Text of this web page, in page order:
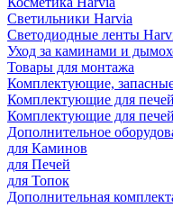
Светильники Harvia
Светодиодные ленты
Уход за каминами и
Товары для монтажа
Комплектующие,
Комплектующие для
Комплектующие для
Дополнительное
для Каминов
для Печей
для Топок
Дополнительная